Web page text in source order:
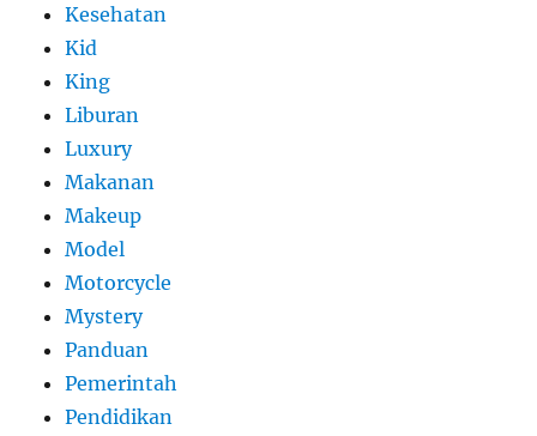
Kesehatan
Kid
King
Liburan
Luxury
Makanan
Makeup
Model
Motorcycle
Mystery
Panduan
Pemerintah
Pendidikan